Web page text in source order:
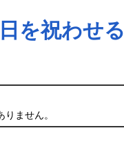
を祝わせる
りません。